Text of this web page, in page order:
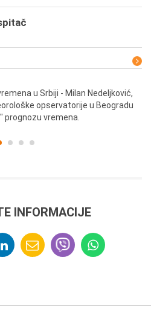
u Srbiji - Milan Nedeljković,
opservatorije u Beogradu
prognozu vremena.
INFORMACIJE